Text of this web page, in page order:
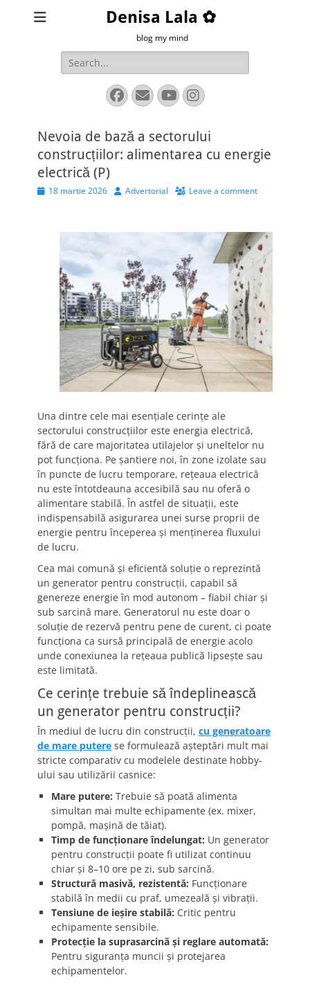
Denisa Lala ✿
blog my mind
Search
for:
Facebook
EmailYouTube
Instagram
Nevoia de bază a sectorului
construcțiilor: alimentarea cu energie
electrică (P)
Posted18 martie 2026 Author
Advertorial Leave a comment
Una dintre cele mai esențiale cerințe ale
sectorului construcțiilor este energia electrică,
fără de care majoritatea utilajelor și uneltelor nu
pot funcționa. Pe șantiere noi, în zone izolate sau
în puncte de lucru temporare, rețeaua electrică
nu este întotdeauna accesibilă sau nu oferă o
alimentare stabilă. În astfel de situații, este
indispensabilă asigurarea unei surse proprii de
energie pentru începerea și menținerea fluxului
de lucru.
Cea mai comună și eficientă soluție o reprezintă
un generator pentru construcții, capabil să
genereze energie în mod autonom – fiabil chiar și
sub sarcină mare. Generatorul nu este doar o
soluție de rezervă pentru pene de curent, ci poate
funcționa ca sursă principală de energie acolo
unde conexiunea la rețeaua publică lipsește sau
este limitată.
Ce cerințe trebuie să îndeplinească
un generator pentru construcții?
În mediul de lucru din construcții, cu generatoare
de mare putere se formulează așteptări mult mai
stricte comparativ cu modelele destinate hobby-
ului sau utilizării casnice:
Mare putere: Trebuie să poată alimenta
simultan mai multe echipamente (ex. mixer,
pompă, mașină de tăiat).
Timp de funcționare îndelungat: Un generator
pentru construcții poate fi utilizat continuu
chiar și 8–10 ore pe zi, sub sarcină.
Structură masivă, rezistentă: Funcționare
stabilă în medii cu praf, umezeală și vibrații.
Tensiune de ieșire stabilă: Critic pentru
echipamente sensibile.
Protecție la suprasarcină și reglare automată:
Pentru siguranța muncii și protejarea
echipamentelor.